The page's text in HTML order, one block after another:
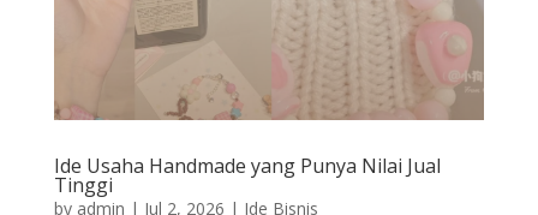
Ide Usaha Handmade yang Punya Nilai Jual
Tinggi
by admin | Jul 2, 2026 | Ide Bisnis